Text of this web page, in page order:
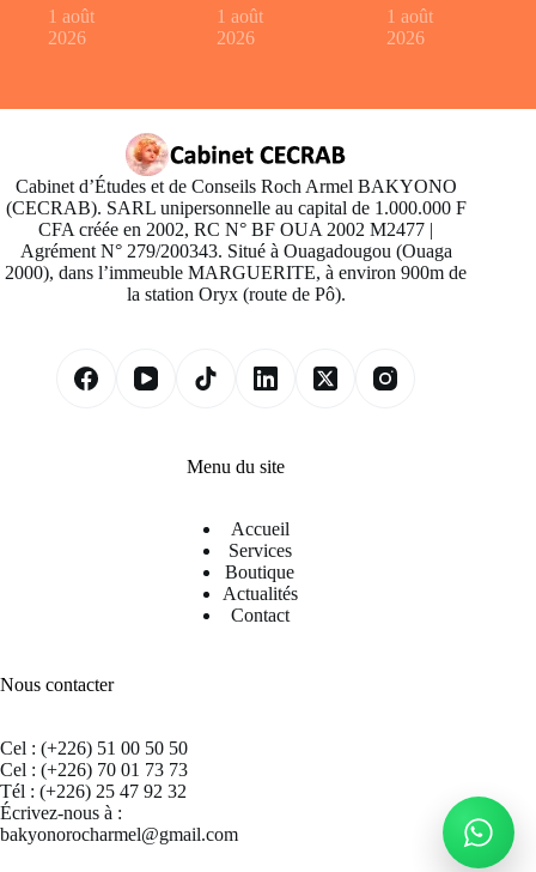
1 août
2026
1 août
2026
1 août
2026
Cabinet d’Études et de Conseils Roch Armel BAKYONO
(CECRAB). SARL unipersonnelle au capital de 1.000.000 F
CFA créée en 2002, RC N° BF OUA 2002 M2477 |
Agrément N° 279/200343. Situé à Ouagadougou (Ouaga
2000), dans l’immeuble MARGUERITE, à environ 900m de
la station Oryx (route de Pô).
Menu du site
Accueil
Services
Boutique
Actualités
Contact
Nous contacter
Cel : (+226) 51 00 50 50
Cel : (+226) 70 01 73 73
Tél : (+226) 25 47 92 32
Écrivez-nous à :
bakyonorocharmel@gmail.com